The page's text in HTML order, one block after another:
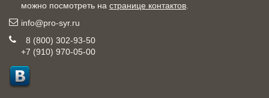
можно посмотреть на странице контактов.
info@pro-syr.ru
8 (800) 302-93-50
+7 (910) 970-05-00